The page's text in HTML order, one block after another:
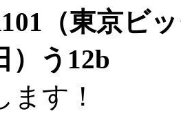
（東京ビ
）う12b
ます！